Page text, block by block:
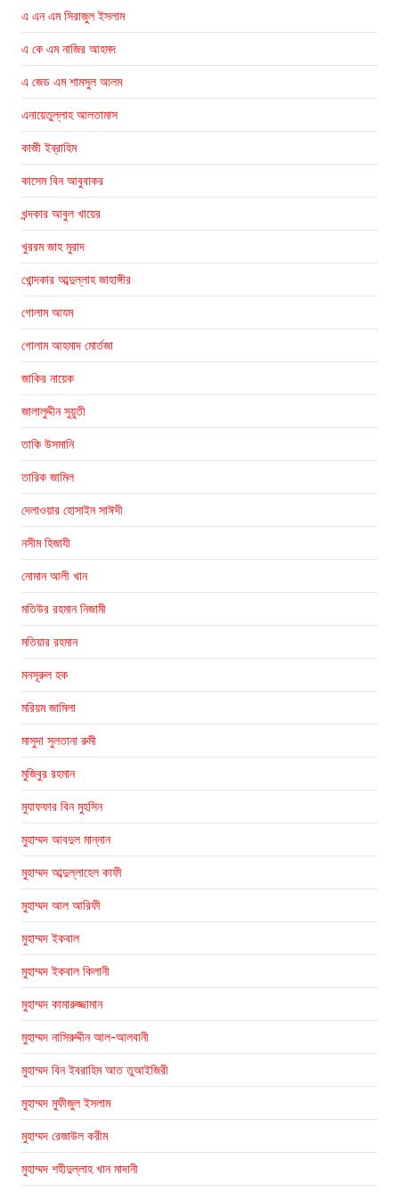
এ এন এম সিরাজুল ইসলাম
এ কে এম নাজির আহমদ
এ জেড এম শামসুল আলম
এনায়েতুল্লাহ আলতামাস
কাজী ইব্রাহিম
কাসেম বিন আবুবাকর
খন্দকার আবুল খায়ের
খুররম জাহ মুরাদ
খোন্দকার আব্দুল্লাহ জাহাঙ্গীর
গোলাম আযম
গোলাম আহমাদ মোর্তজা
জাকির নায়েক
জালালুদ্দীন সুয়ুতী
তাকি উসমানি
তারিক জামিল
দেলাওয়ার হোসাইন সাঈদী
নসীম হিজাযী
নোমান আলী খান
মতিউর রহমান নিজামী
মতিয়ার রহমান
মনসূরুল হক
মরিয়ম জামিলা
মাসুদা সুলতানা রুমী
মুজিবুর রহমান
মুযাফফার বিন মুহসিন
মুহাম্মদ আবদুল মান্নান
মুহাম্মদ আব্দুল্লাহেল কাফী
মুহাম্মদ আল আরিফী
মুহাম্মদ ইকবাল
মুহাম্মদ ইকবাল কিলানী
মুহাম্মদ কামারুজ্জামান
মুহাম্মদ নাসিরুদ্দীন আল-আলবানী
মুহাম্মদ বিন ইবরাহিম আত তুআইজিরী
মুহাম্মদ মুফীজুল ইসলাম
মুহাম্মদ রেজাউল করীম
মুহাম্মদ শহীদুল্লাহ খান মাদানী